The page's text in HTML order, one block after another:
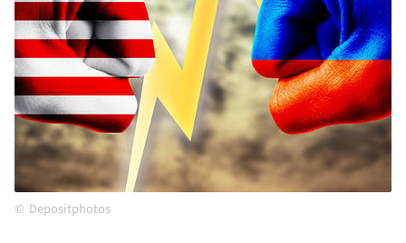
Depositphotos